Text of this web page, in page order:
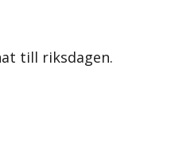
till riksdagen.